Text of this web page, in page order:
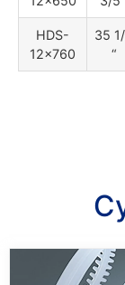
HDS-
12×760
35
“